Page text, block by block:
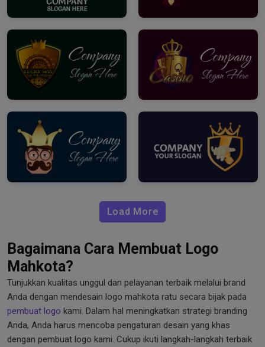
Load More
Bagaimana Cara Membuat Logo
Mahkota?
Tunjukkan kualitas unggul dan pelayanan terbaik melalui brand
Anda dengan mendesain logo mahkota ratu secara bijak pada
pembuat logo kami. Dalam hal meningkatkan strategi branding
Anda, Anda harus mencoba pengaturan desain yang khas
dengan pembuat logo kami. Cukup ikuti langkah-langkah terbaik